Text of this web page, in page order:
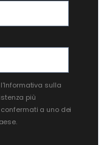
sulla
più
a uno dei